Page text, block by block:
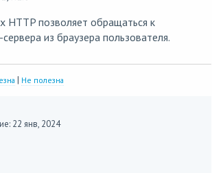
HTTP позволяет обращаться к
из браузера пользователя.
| Не полезна
22 янв, 2024